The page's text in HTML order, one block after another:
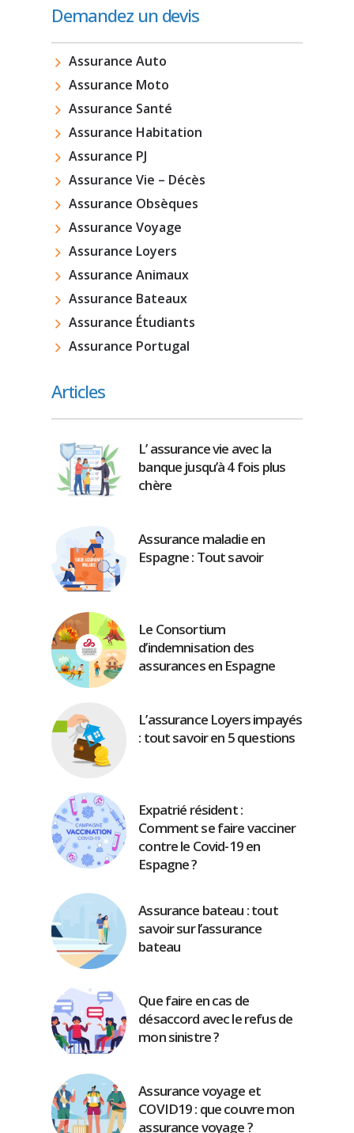
Demandez un devis
Assurance Auto
Assurance Moto
Assurance Santé
Assurance Habitation
Assurance PJ
Assurance Vie – Décès
Assurance Obsèques
Assurance Voyage
Assurance Loyers
Assurance Animaux
Assurance Bateaux
Assurance Étudiants
Assurance Portugal
Articles
L’ assurance vie avec la
banque jusqu’à 4 fois plus
chère
Assurance maladie en
Espagne : Tout savoir
Le Consortium
d’indemnisation des
assurances en Espagne
L’assurance Loyers impayés
: tout savoir en 5 questions
Expatrié résident :
Comment se faire vacciner
contre le Covid-19 en
Espagne ?
Assurance bateau : tout
savoir sur l’assurance
bateau
Que faire en cas de
désaccord avec le refus de
mon sinistre ?
Assurance voyage et
COVID19 : que couvre mon
assurance voyage ?